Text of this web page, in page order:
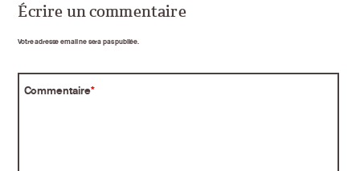
Écrire un commentaire
Votre adresse email ne sera pas publiée.
Commentaire*